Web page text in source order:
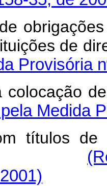
Provisória
na
Medida
títulos de